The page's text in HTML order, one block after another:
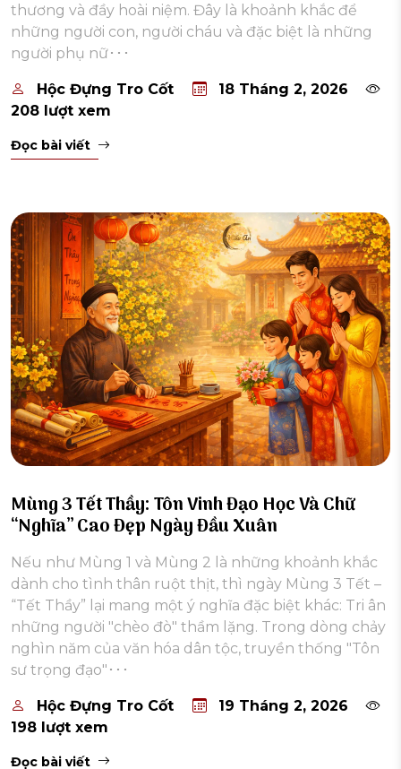
thương và đầy hoài niệm. Đây là khoảnh khắc để
những người con, người cháu và đặc biệt là những
người phụ nữ･･･
Hộc Đựng Tro Cốt
18 Tháng 2, 2026
208 lượt xem
Đọc bài viết
Mùng 3 Tết Thầy: Tôn Vinh Đạo Học Và Chữ
“Nghĩa” Cao Đẹp Ngày Đầu Xuân
Nếu như Mùng 1 và Mùng 2 là những khoảnh khắc
dành cho tình thân ruột thịt, thì ngày Mùng 3 Tết –
“Tết Thầy” lại mang một ý nghĩa đặc biệt khác: Tri ân
những người "chèo đò" thầm lặng. Trong dòng chảy
nghìn năm của văn hóa dân tộc, truyền thống "Tôn
sư trọng đạo"･･･
Hộc Đựng Tro Cốt
19 Tháng 2, 2026
198 lượt xem
Đọc bài viết